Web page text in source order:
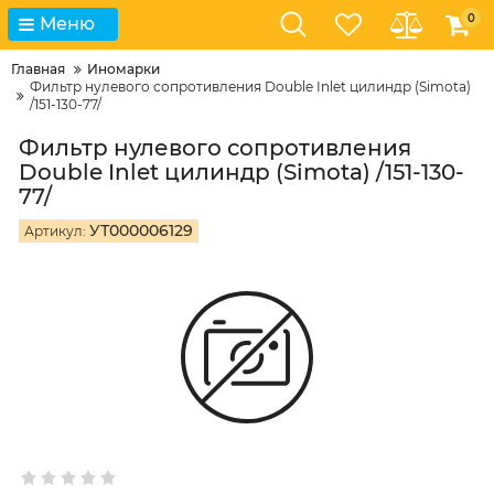
Меню 0
Главная
Иномарки
Фильтр нулевого сопротивления Double Inlet цилиндр (Simota)
/151-130-77/
Фильтр нулевого сопротивления
Double Inlet цилиндр (Simota) /151-130-
77/
Артикул: УТ000006129